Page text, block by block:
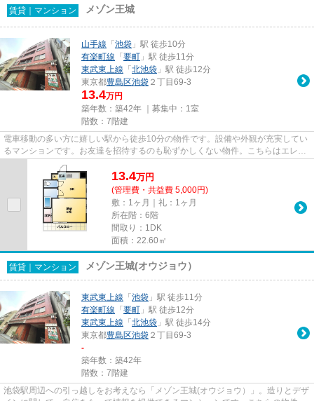
賃貸｜マンション メゾン王城
山手線 「 池袋 」駅 徒歩10分
有楽町線 「 要町 」駅 徒歩11分
東武東上線 「 北池袋 」駅 徒歩12分
東京都豊島区池袋 ２丁目69-3
13.4万円
築年数：築42年 ｜募集中： 1室
階数：7階建
電車移動の多い方に嬉しい駅から徒歩10分の物件です。設備や外観が充実してい
るマンションです。お友達を招待するのも恥ずかしくない物件。こちらはエレベ
ーター付きの物件です。新し...
13.4万円
(管理費・共益費 5,000円)
敷：1ヶ月｜礼：1ヶ月
所在階：6階
間取り：1DK
面積：22.60㎡
賃貸｜マンション メゾン王城(オウジョウ）
東武東上線 「 池袋 」駅 徒歩11分
有楽町線 「 要町 」駅 徒歩12分
東武東上線 「 北池袋 」駅 徒歩14分
東京都豊島区池袋 ２丁目69-3
-
築年数：築42年
階数：7階建
池袋駅周辺への引っ越しをお考えなら「メゾン王城(オウジョウ）」。造りとデザ